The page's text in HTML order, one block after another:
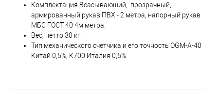
Комплектация Всасывающий, прозрачный,
армированный рукав ПВХ - 2 метра, напорный рукав
МБС ГОСТ 40 4м метра.
Вес, нетто 30 кг.
Тип механического счетчика и его точность OGM-A-40
Китай 0,5%, К700 Италия 0,5%